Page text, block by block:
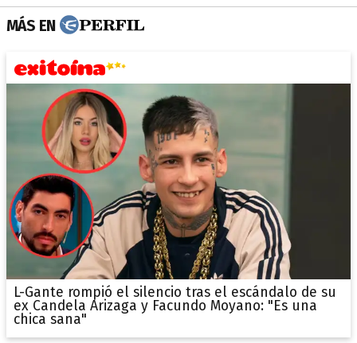
MÁS EN
L-Gante rompió el silencio tras el escándalo de su
ex Candela Arizaga y Facundo Moyano: "Es una
chica sana"